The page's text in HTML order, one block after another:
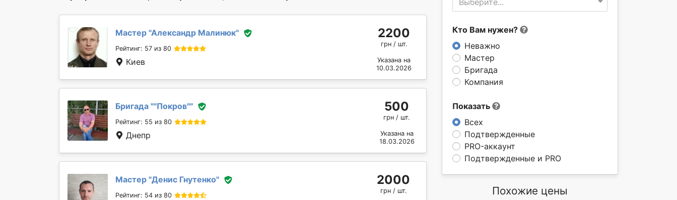
Выберите...
Кто Вам нужен?
Неважно
Мастер
Бригада
Компания
Показать
Всех
Подтвержденные
PRO-аккаунт
Подтвержденные и PRO
Мастер "Александр Малинюк"
Рейтинг: 57 из 80
Киев
2200
грн / шт.
Указана на
10.03.2026
Бригада ""Покров""
Рейтинг: 55 из 80
Днепр
500
грн / шт.
Указана на
18.03.2026
Мастер "Денис Гнутенко"
Рейтинг: 54 из 80
2000
грн / шт. Похожие цены